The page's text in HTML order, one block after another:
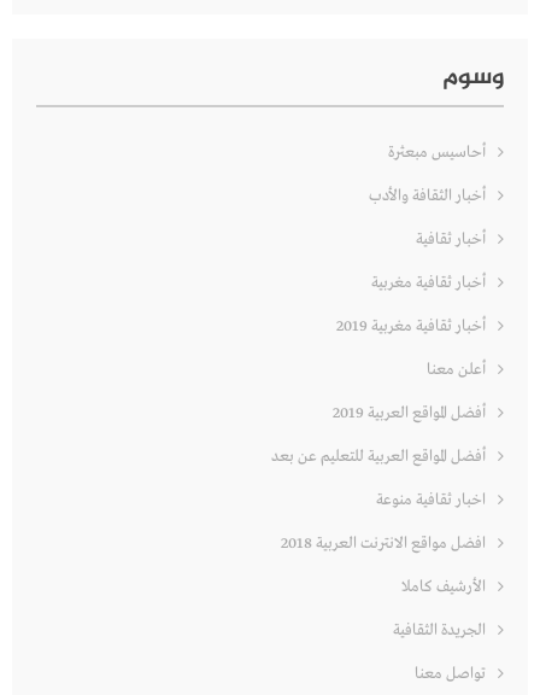
وسوم
أحاسيس مبعثرة
أخبار الثقافة والأدب
أخبار ثقافية
أخبار ثقافية مغربية
أخبار ثقافية مغربية 2019
أعلن معنا
أفضل المواقع العربية 2019
أفضل المواقع العربية للتعليم عن بعد
اخبار ثقافية منوعة
افضل مواقع الانترنت العربية 2018
الأرشيف كاملا
الجريدة الثقافية
تواصل معنا